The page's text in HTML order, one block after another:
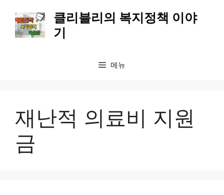
클리블리의 복지정책 이야
기
메뉴
재난적 의료비 지원
금